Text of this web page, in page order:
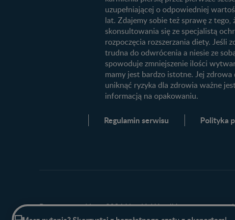
Badania przed ciążą
Planowanie urlopu macierzyńskiego
Żywienie dziecka
10 sposobów jak poprawić laktację
Jakie mleko następne wybrać dla
dziecka?
Jak rozszerzać dietę niemowlaka?
uzupełniającej o odpowiedniej
lat. Zdajemy sobie też sprawę z
skonsultowania się ze specjalistą
rozpoczęcia rozszerzania diety. Jeśli
trudna do odwrócenia a niesie ze
spowoduje zmniejszenie ilości
mamy jest bardzo istotne. Jej
uniknąć ryzyka dla zdrowia ważne
informacją na opakowaniu.
Regulamin serwisu Polityka
Prawa autorskie @ 2026 Nestlé. Wszelkie prawa